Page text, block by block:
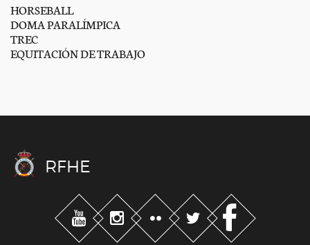
HORSEBALL
DOMA PARALÍMPICA
TREC
EQUITACIÓN DE TRABAJO
RFHE